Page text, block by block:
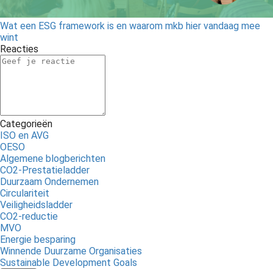
Wat een ESG framework is en waarom mkb hier vandaag mee
wint
Reacties
Categorieën
ISO en AVG
OESO
Algemene blogberichten
CO2-Prestatieladder
Duurzaam Ondernemen
Circulariteit
Veiligheidsladder
CO2-reductie
MVO
Energie besparing
Winnende Duurzame Organisaties
Sustainable Development Goals